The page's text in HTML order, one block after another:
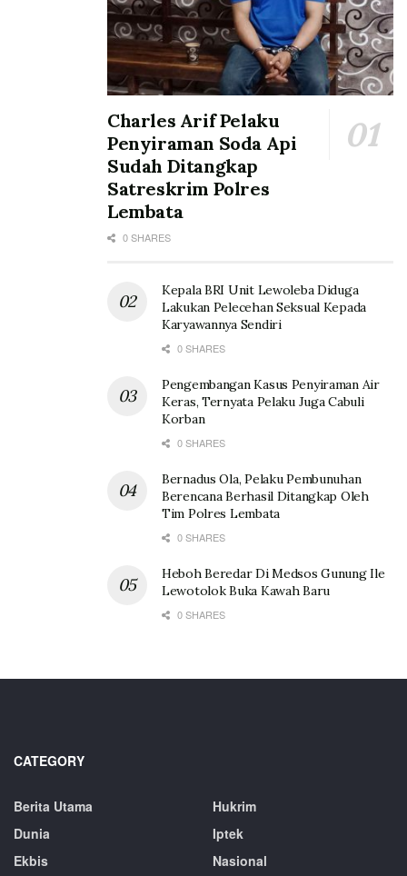
Charles Arif Pelaku
Penyiraman Soda Api
Sudah Ditangkap
Satreskrim Polres
Lembata
0 SHARES
Kepala BRI Unit Lewoleba Diduga
Lakukan Pelecehan Seksual Kepada
Karyawannya Sendiri
0 SHARES
Pengembangan Kasus Penyiraman Air
Keras, Ternyata Pelaku Juga Cabuli
Korban
0 SHARES
Bernadus Ola, Pelaku Pembunuhan
Berencana Berhasil Ditangkap Oleh
Tim Polres Lembata
0 SHARES
Heboh Beredar Di Medsos Gunung Ile
Lewotolok Buka Kawah Baru
0 SHARES
CATEGORY
Berita Utama
Dunia
Ekbis
Hukrim
Iptek
Nasional